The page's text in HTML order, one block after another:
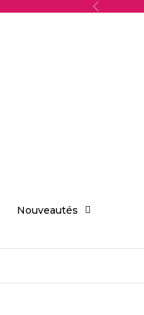
Précédent
Nouveautés